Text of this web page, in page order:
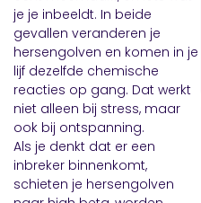
je je inbeeldt. In beide
gevallen veranderen je
hersengolven en komen in je
lijf dezelfde chemische
reacties op gang. Dat werkt
niet alleen bij stress, maar
ook bij ontspanning.
Als je denkt dat er een
inbreker binnenkomt,
schieten je hersengolven